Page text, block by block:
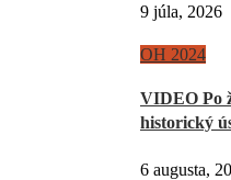
9 júla, 2026
OH 2024
VIDEO Po
historický
6 augusta,